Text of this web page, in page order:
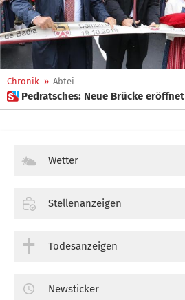
Chronik » Abtei
 Pedratsches: Neue Brücke eröffnet
Wetter
Stellenanzeigen
Todesanzeigen
Newsticker